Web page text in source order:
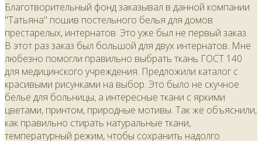
Благотворительный фонд заказывал в данной компании
"Татьяна" пошив постельного белья для домов
престарелых, интернатов. Это уже был не первый заказ.
В этот раз заказ был большой для двух интернатов. Мне
любезно помогли правильно выбрать ткань ГОСТ 140
для медицинского учреждения. Предложили каталог с
красивыми рисунками на выбор. Это было не скучное
белье для больницы, а интересные ткани с яркими
цветами, принтом, природные мотивы. Так же объяснили,
как правильно стирать натуральные ткани,
температурный режим, чтобы сохранить надолго